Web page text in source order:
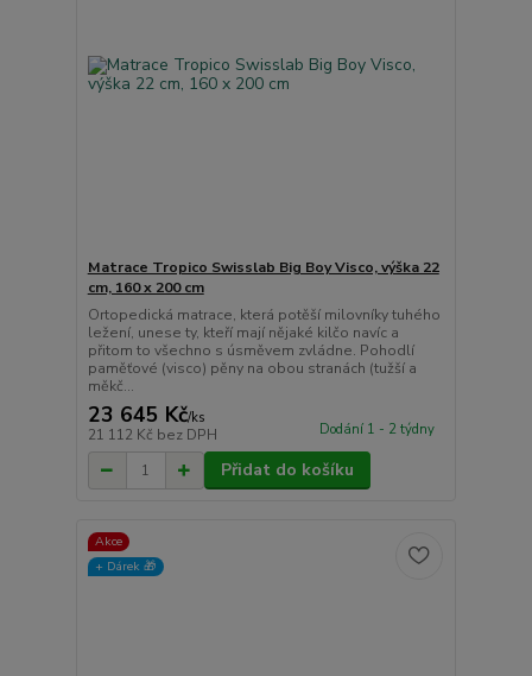
Matrace Tropico Swisslab Big Boy Visco, výška 22
cm, 160 x 200 cm
Ortopedická matrace, která potěší milovníky tuhého
ležení, unese ty, kteří mají nějaké kilčo navíc a
přitom to všechno s úsměvem zvládne. Pohodlí
paměťové (visco) pěny na obou stranách (tužší a
měkč...
23 645 Kč/ks
21 112 Kč bez DPH Dodání 1 - 2 týdny
Přidat do košíku
Akce
+ Dárek️ 🎁